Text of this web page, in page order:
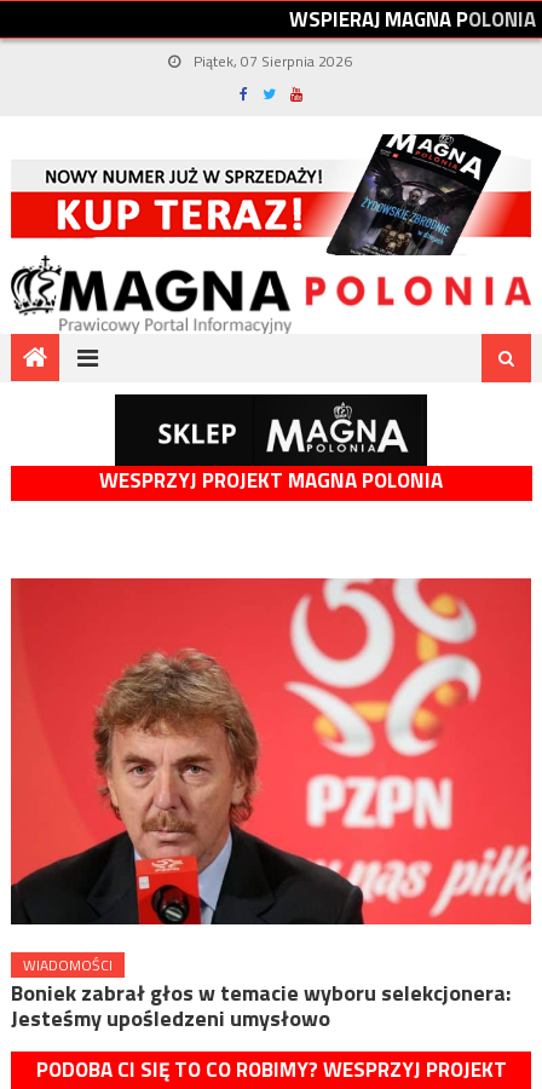
WSPIERAJMAGNAPOLONIA
Piątek, 07 Sierpnia 2026
WESPRZYJ PROJEKT MAGNA POLONIA
WIADOMOŚCI
Boniek zabrał głos w temacie wyboru selekcjonera:
Jesteśmy upośledzeni umysłowo
PODOBA CI SIĘ TO CO ROBIMY? WESPRZYJ PROJEKT